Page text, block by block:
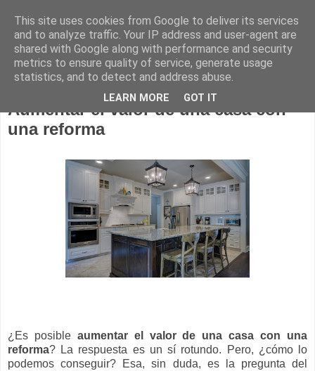
Construcción sostenible
Aumentar el valor de una casa con
una reforma
¿Es posible aumentar el valor de una casa con una
reforma? La respuesta es un sí rotundo. Pero, ¿cómo lo
podemos conseguir? Esa, sin duda, es la pregunta del
This site uses cookies from Google to deliver its services
and to analyze traffic. Your IP address and user-agent are
shared with Google along with performance and security
metrics to ensure quality of service, generate usage
statistics, and to detect and address abuse.
LEARN MORE GOT IT